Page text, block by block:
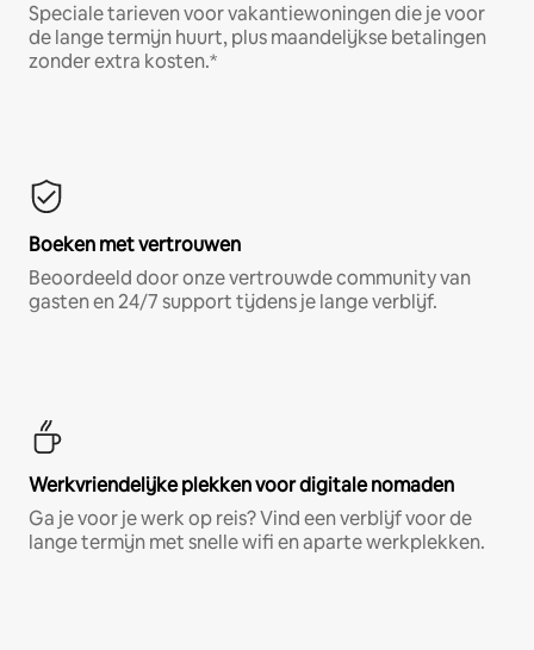
Speciale tarieven voor vakantiewoningen die je voor
de lange termijn huurt, plus maandelijkse betalingen
zonder extra kosten.*
Boeken met vertrouwen
Beoordeeld door onze vertrouwde community van
gasten en 24/7 support tijdens je lange verblijf.
Werkvriendelijke plekken voor digitale nomaden
Ga je voor je werk op reis? Vind een verblijf voor de
lange termijn met snelle wifi en aparte werkplekken.